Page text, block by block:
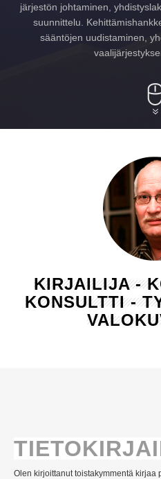
järjestön johtaminen,
suunnittelu.
sääntöjen uudistaminen,
KIRJAILIJA -
KONSULTTI -
Olen kirjoittanut toistakymmentä kirjaa